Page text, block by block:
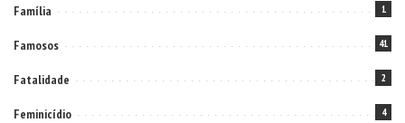
Família 1
Famosos 41
Fatalidade 2
Feminicídio 4